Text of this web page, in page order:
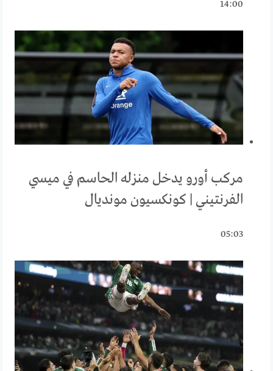
14:00
مركب أورو يدخل منزله الحاسم في ميسي
الفرنتيني | كونكسيون مونديال
05:03